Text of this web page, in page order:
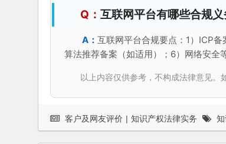
互联网平台有哪些合规义
互联网平台合规要点：1）ICP
算法推荐备案（如适用）；6）网络安全
以上内容仅供参考，不构成法律意见
客户及网友评价 | 知识产权法律实务